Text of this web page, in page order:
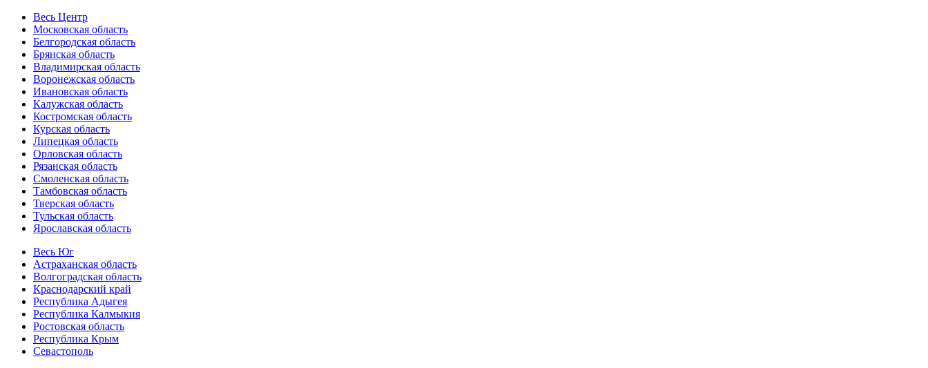
Весь Центр
Московская область
Белгородская область
Брянская область
Владимирская область
Воронежская область
Ивановская область
Калужская область
Костромская область
Курская область
Липецкая область
Орловская область
Рязанская область
Смоленская область
Тамбовская область
Тверская область
Тульская область
Ярославская область
Весь Юг
Астраханская область
Волгоградская область
Краснодарский край
Республика Адыгея
Республика Калмыкия
Ростовская область
Республика Крым
Севастополь